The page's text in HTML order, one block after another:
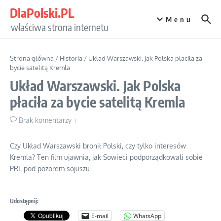
DlaPolski.PL
właściwa strona internetu
Menu
Strona główna / Historia / Układ Warszawski. Jak Polska płaciła za
bycie satelitą Kremla
Układ Warszawski. Jak Polska
płaciła za bycie satelitą Kremla
Brak komentarzy
Czy Układ Warszawski bronił Polski, czy tylko interesów
Kremla? Ten film ujawnia, jak Sowieci podporządkowali sobie
PRL pod pozorem sojuszu.
Udostępnij:
E-mail WhatsApp